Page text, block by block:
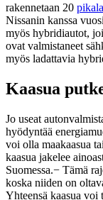
rakennetaan 20
Nissanin kanssa
myös hybridiautot,
ovat valmistaneet
myös ladattavia
Kaasua
Jo useat
hyödyntää
voi olla maakaasua
kaasua jakelee
Suomessa.− Tämä
koska niiden on
Yhteensä kaasua voi